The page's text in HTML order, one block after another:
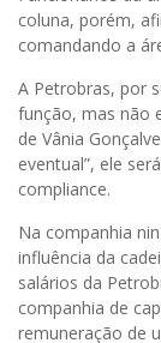
coluna, porém,
comandando a
A Petrobras, por
função, mas não
de Vânia
eventual”, ele
compliance.
Na companhia
influência da
salários da
companhia de
remuneração de